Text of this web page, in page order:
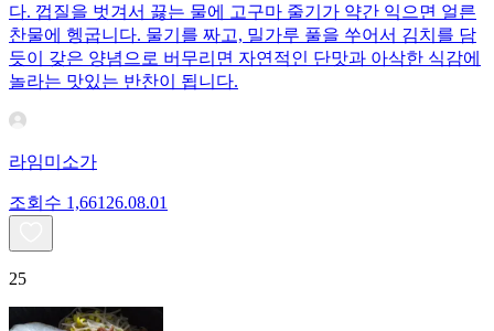
다. 껍질을 벗겨서 끓는 물에 고구마 줄기가 약간 익으면 얼른
찬물에 헹굽니다. 물기를 짜고, 밀가루 풀을 쑤어서 김치를 담
듯이 갖은 양념으로 버무리면 자연적인 단맛과 아삭한 식감에
놀라는 맛있는 반찬이 됩니다.
라임미소가
조회수 1,661 26.08.01
25